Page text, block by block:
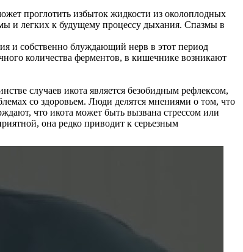
проглотить избыток жидкости из околоплодных
и легких к будущему процессу дыхания. Спазмы в
и собственно блуждающий нерв в этот период
количества ферментов, в кишечнике возникают
случаев икота является безобидным рефлексом,
со здоровьем. Люди делятся мнениями о том, что
что икота может быть вызвана стрессом или
она редко приводит к серьезным